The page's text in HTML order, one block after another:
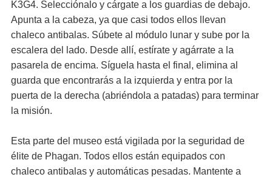
K3G4. Selecciónalo y cárgate a los guardias de debajo.
Apunta a la cabeza, ya que casi todos ellos llevan
chaleco antibalas. Súbete al módulo lunar y sube por la
escalera del lado. Desde allí, estírate y agárrate a la
pasarela de encima. Síguela hasta el final, elimina al
guarda que encontrarás a la izquierda y entra por la
puerta de la derecha (abriéndola a patadas) para terminar
la misión.
Esta parte del museo está vigilada por la seguridad de
élite de Phagan. Todos ellos están equipados con
chaleco antibalas y automáticas pesadas. Mantente a